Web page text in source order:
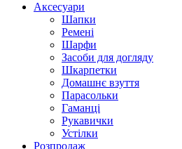
Аксеcуари
Шапки
Ремені
Шарфи
Засоби для догляду
Шкарпетки
Домашнє взуття
Парасольки
Гаманці
Рукавички
Устілки
Розпродаж